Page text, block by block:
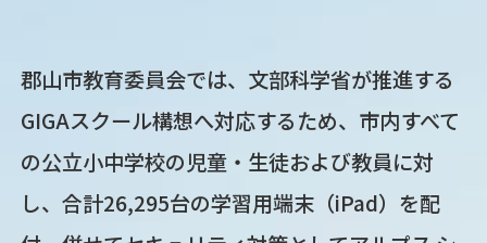
郡山市教育委員会では、文部科学省が推進する
GIGAスクール構想へ対応するため、市内すべて
の公立小中学校の児童・生徒および教員に対
し、合計26,295台の学習用端末（iPad）を配